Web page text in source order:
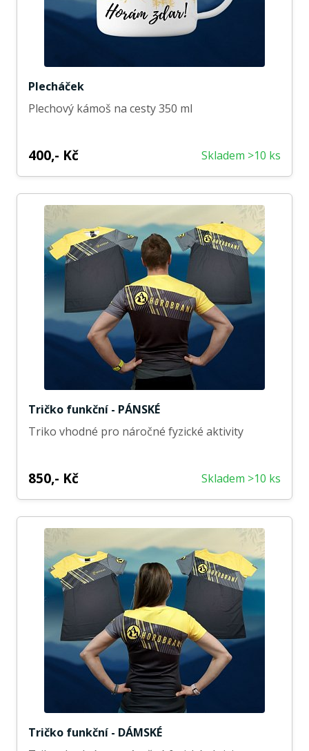
Plecháček
Plechový kámoš na cesty 350 ml
400,- Kč Skladem >10 ks
Tričko funkční - PÁNSKÉ
Triko vhodné pro náročné fyzické aktivity
850,- Kč Skladem >10 ks
Tričko funkční - DÁMSKÉ